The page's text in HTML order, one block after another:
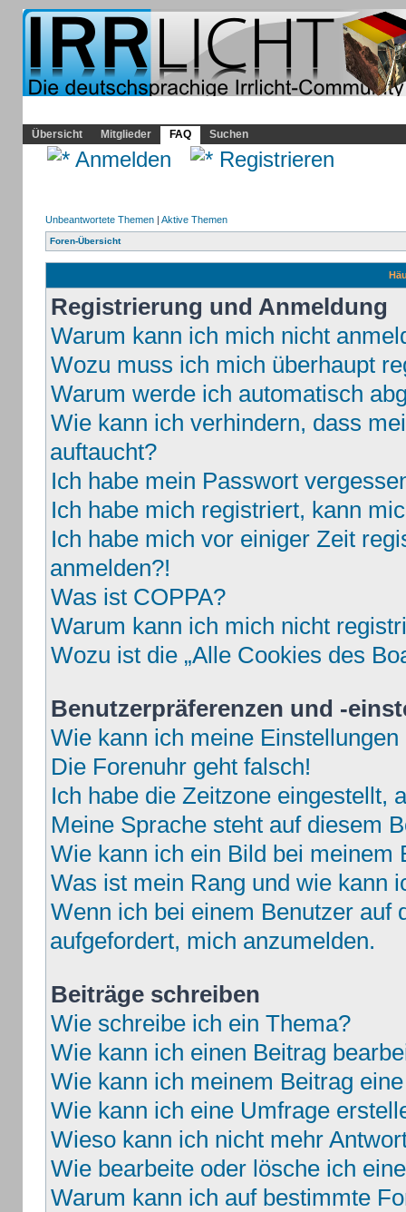
Übersicht
Mitglieder FAQ Suchen
Anmelden Registrieren
Unbeantwortete Themen| Aktive Themen
Foren-Übersicht
Registrierung und Anmeldung
Warum kann ich mich nicht
Wozu muss ich mich überhaupt
Warum werde ich automatisch
Wie kann ich verhindern, dass
auftaucht?
Ich habe mein Passwort
Ich habe mich registriert, kann
Ich habe mich vor einiger Zeit
anmelden?!
Was ist COPPA?
Warum kann ich mich nicht
Wozu ist die „Alle Cookies des
Benutzerpräferenzen und -
Wie kann ich meine Einstellungen
Die Forenuhr geht falsch!
Ich habe die Zeitzone eingestellt,
Meine Sprache steht auf diesem
Wie kann ich ein Bild bei meinem
Was ist mein Rang und wie kann
Wenn ich bei einem Benutzer auf
aufgefordert, mich anzumelden.
Beiträge schreiben
Wie schreibe ich ein Thema?
Wie kann ich einen Beitrag
Wie kann ich meinem Beitrag
Wie kann ich eine Umfrage
Wieso kann ich nicht mehr
Wie bearbeite oder lösche ich
Warum kann ich auf bestimmte